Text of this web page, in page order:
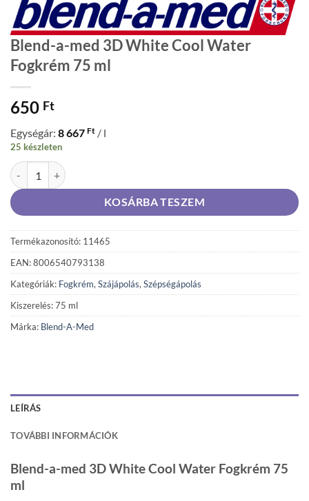
Blend-a-med 3D White Cool Water
Fogkrém 75 ml
650 Ft
Egységár: 8 667 Ft / l
25 készleten
Blend-a-med 3D White Cool Water Fogkrém 75 ml mennyiség
KOSÁRBA TESZEM
Termékazonosító: 11465
EAN: 8006540793138
Kategóriák: Fogkrém, Szájápolás, Szépségápolás
Kiszerelés: 75 ml
Márka: Blend-A-Med
LEÍRÁS
TOVÁBBI INFORMÁCIÓK
Blend-a-med 3D White Cool Water Fogkrém 75
ml